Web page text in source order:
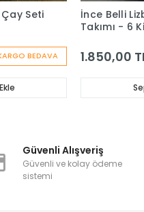
BEDAVA
Seti
İnce Belli
Takımı - 6
1.850,00
Güvenli Alışveriş
Güvenli ve kolay ödeme
sistemi